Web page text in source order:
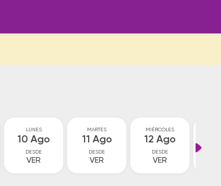
LUNES
10 Ago
DESDE
VER
MARTES
11 Ago
DESDE
VER
MIÉRCOLES
12 Ago
DESDE
VER